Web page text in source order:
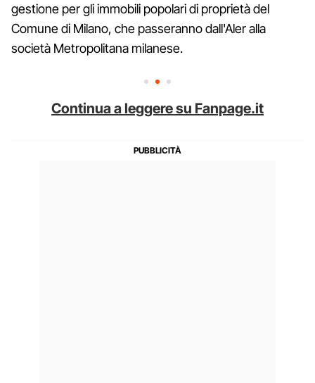
gestione per gli immobili popolari di proprietà del
Comune di Milano, che passeranno dall'Aler alla
società Metropolitana milanese.
Continua a leggere su Fanpage.it